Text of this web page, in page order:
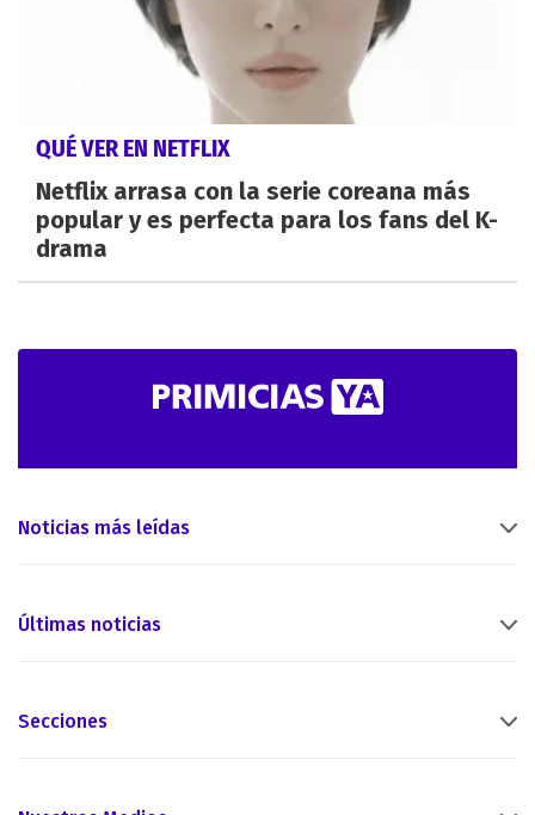
QUÉ VER EN NETFLIX
Netflix arrasa con la serie coreana más
popular y es perfecta para los fans del K-
drama
Noticias más leídas
Últimas noticias
Secciones